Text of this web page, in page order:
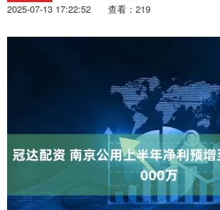
2025-07-13 17:22:52
查看：219